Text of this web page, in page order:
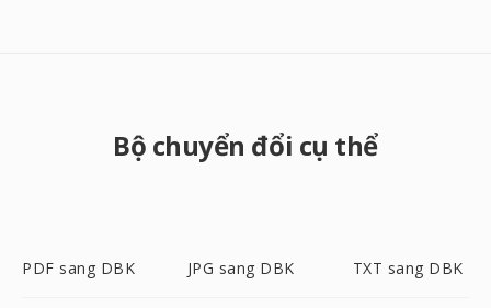
Bộ chuyển đổi cụ thể
PDF sang DBK JPG sang DBK TXT sang DBK